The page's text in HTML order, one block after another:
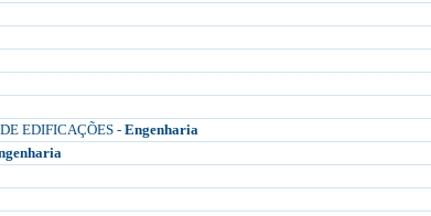
EDIFICAÇÕES - Engenharia